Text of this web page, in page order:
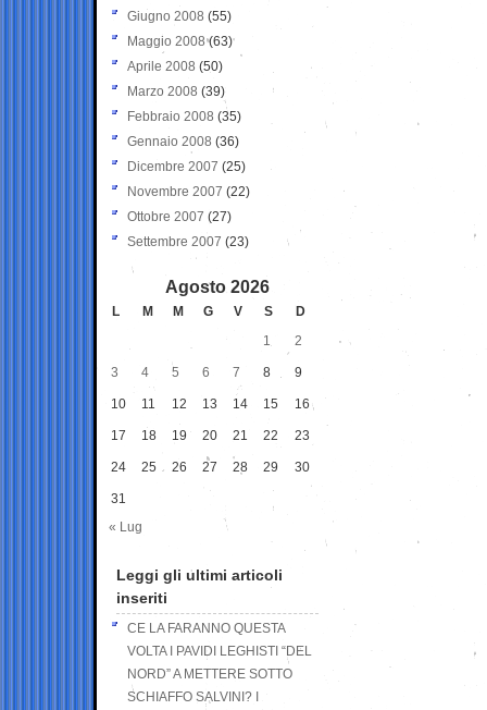
Giugno 2008 (55)
Maggio 2008(63)
Aprile 2008 (50)
Marzo 2008 (39)
Febbraio 2008 (35)
Gennaio 2008 (36)
Dicembre 2007 (25)
Novembre 2007 (22)
Ottobre 2007 (27)
Settembre 2007 (23)
Agosto 2026
L M M G V S
D
1
2
3 4 5 6 7 8 9
10 11 12 13 14 15 16
17 18 19 20 21 22 23
24 25 26 27 28 29 30
31
« Lug
Leggi gli ultimi articoli
inseriti
CE LA FARANNO QUESTA
VOLTA I PAVIDI LEGHISTI “DEL
NORD” A METTERE SOTTO
SCHIAFFO SALVINI? I